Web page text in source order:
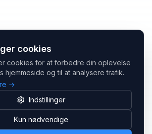
cookies
cookies for at forbedre din oplevelse
hjemmeside og til at analysere trafik.
→
Indstillinger
Kun nødvendige